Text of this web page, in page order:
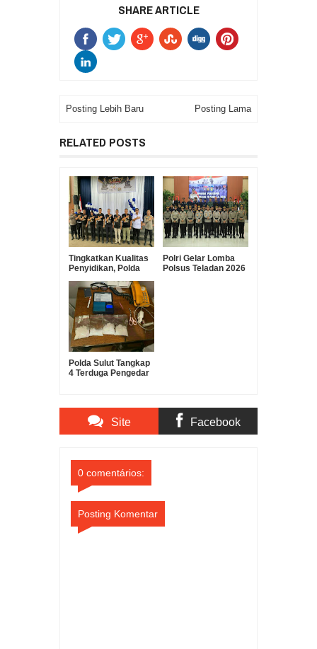
SHARE ARTICLE
Posting Lebih Baru Posting Lama
RELATED POSTS
Tingkatkan Kualitas
Penyidikan, Polda
Olah TKP Antar
Polres
Polri Gelar Lomba
Polsus Teladan 2026
Polda Sulut Tangkap
4 Terduga Pengedar
Site Facebook
0 comentários:
Posting Komentar